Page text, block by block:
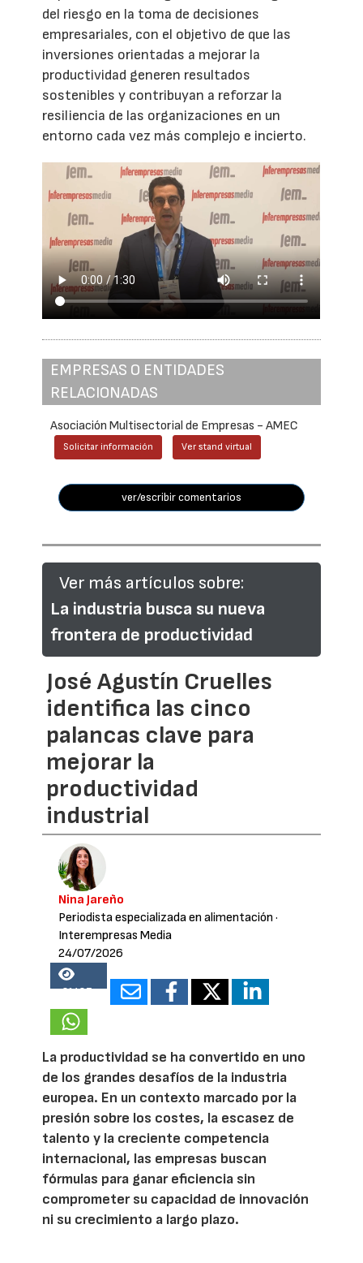
del riesgo en la toma de decisiones
empresariales, con el objetivo de que las
inversiones orientadas a mejorar la
productividad generen resultados
sostenibles y contribuyan a reforzar la
resiliencia de las organizaciones en un
entorno cada vez más complejo e incierto.
EMPRESAS O ENTIDADES
RELACIONADAS
Asociación Multisectorial de Empresas - AMEC
Solicitar información Ver stand virtual
ver/escribir comentarios
Ver más artículos sobre:
La industria busca su nueva
frontera de productividad
José Agustín Cruelles
identifica las cinco
palancas clave para
mejorar la
productividad
industrial
Nina Jareño
Periodista especializada en alimentación ·
Interempresas Media
24/07/2026
21487
La productividad se ha convertido en uno
de los grandes desafíos de la industria
europea. En un contexto marcado por la
presión sobre los costes, la escasez de
talento y la creciente competencia
internacional, las empresas buscan
fórmulas para ganar eficiencia sin
comprometer su capacidad de innovación
ni su crecimiento a largo plazo.